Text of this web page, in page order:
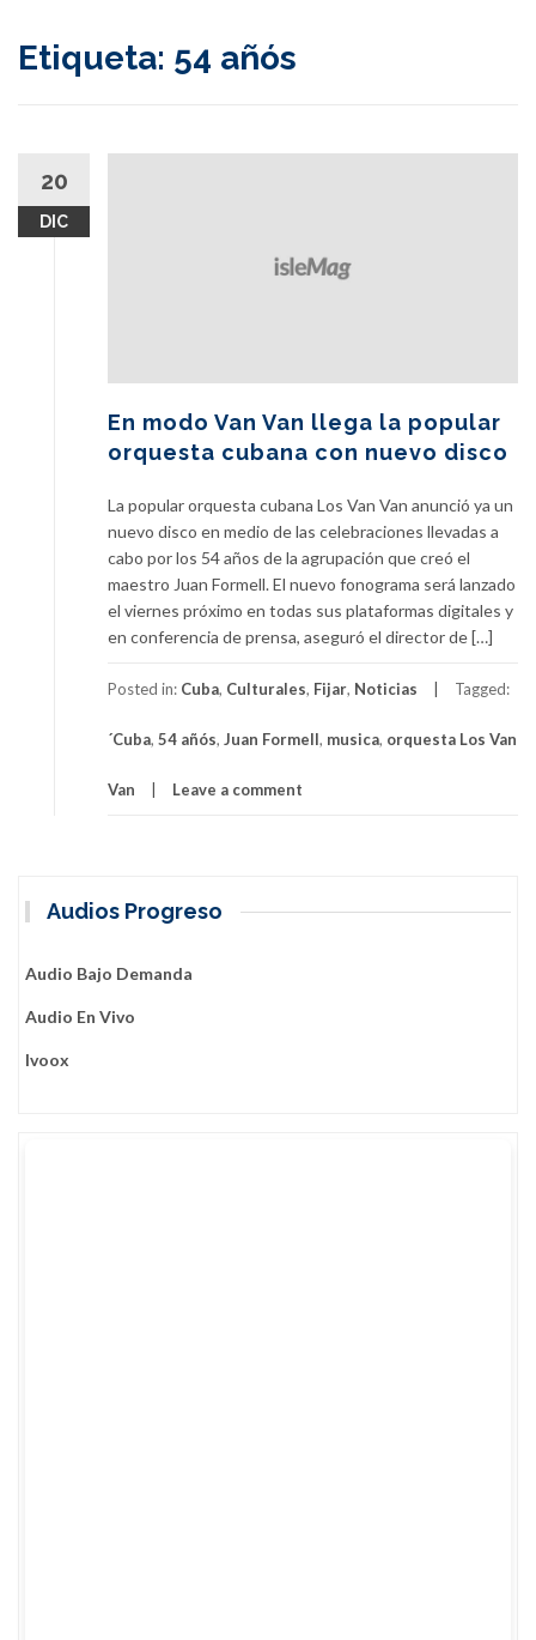
Etiqueta: 54 añós
20
DIC
En modo Van Van llega la popular
orquesta cubana con nuevo disco
La popular orquesta cubana Los Van Van anunció ya un
nuevo disco en medio de las celebraciones llevadas a
cabo por los 54 años de la agrupación que creó el
maestro Juan Formell. El nuevo fonograma será lanzado
el viernes próximo en todas sus plataformas digitales y
en conferencia de prensa, aseguró el director de […]
Posted in: Cuba, Culturales, Fijar, Noticias Tagged:
´Cuba, 54 añós, Juan Formell, musica, orquesta Los Van
Van Leave a comment
Audios Progreso
Audio Bajo Demanda
Audio En Vivo
Ivoox